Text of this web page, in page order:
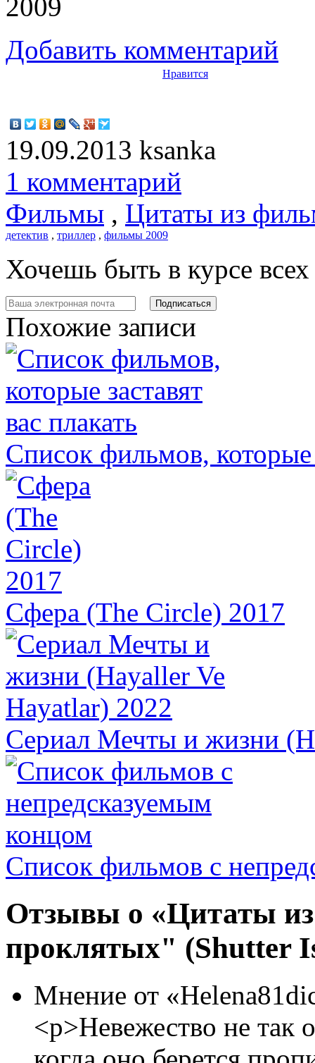
Добавить комментарий
Нравится
19.09.2013 ksanka
1 комментарий
Фильмы , Цитаты из
детектив , триллер , фильмы 2009
Хочешь быть в курсе
Похожие записи
Список фильмов, которые
Сфера (The Circle) 2017
Сериал Мечты и жизни
Список фильмов с
Отзывы о «Цитаты
проклятых" (Shutter
Мнение от
<p>Невежество не так